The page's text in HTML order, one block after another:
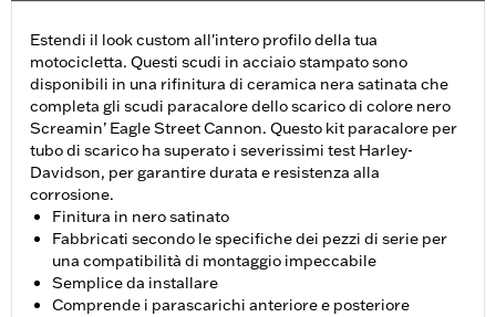
Estendi il look custom all'intero profilo della tua
motocicletta. Questi scudi in acciaio stampato sono
disponibili in una rifinitura di ceramica nera satinata che
completa gli scudi paracalore dello scarico di colore nero
Screamin’ Eagle Street Cannon. Questo kit paracalore per
tubo di scarico ha superato i severissimi test Harley-
Davidson, per garantire durata e resistenza alla
corrosione.
Finitura in nero satinato
Fabbricati secondo le specifiche dei pezzi di serie per
una compatibilità di montaggio impeccabile
Semplice da installare
Comprende i parascarichi anteriore e posteriore